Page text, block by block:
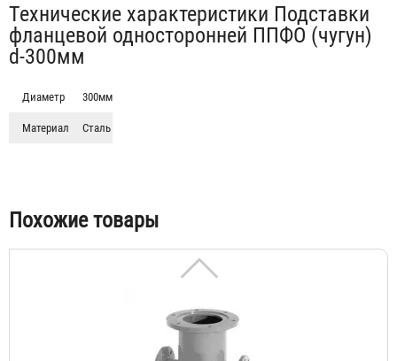
Табы
Технические характеристики Подставки
фланцевой односторонней ППФО (чугун)
d-300мм
Диаметр 300мм
Материал Сталь
Похожие товары
Тройник фланцевый с пожарной подставкой ППТФ
(сталь) d-300мм, отросток 250мм